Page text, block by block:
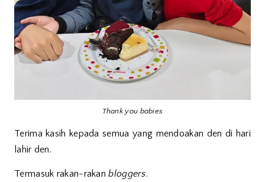
Thank you babies
Terima kasih kepada semua yang mendoakan den di hari
lahir den.
Termasuk rakan-rakanbloggers.